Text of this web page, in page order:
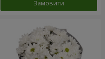
Замовити